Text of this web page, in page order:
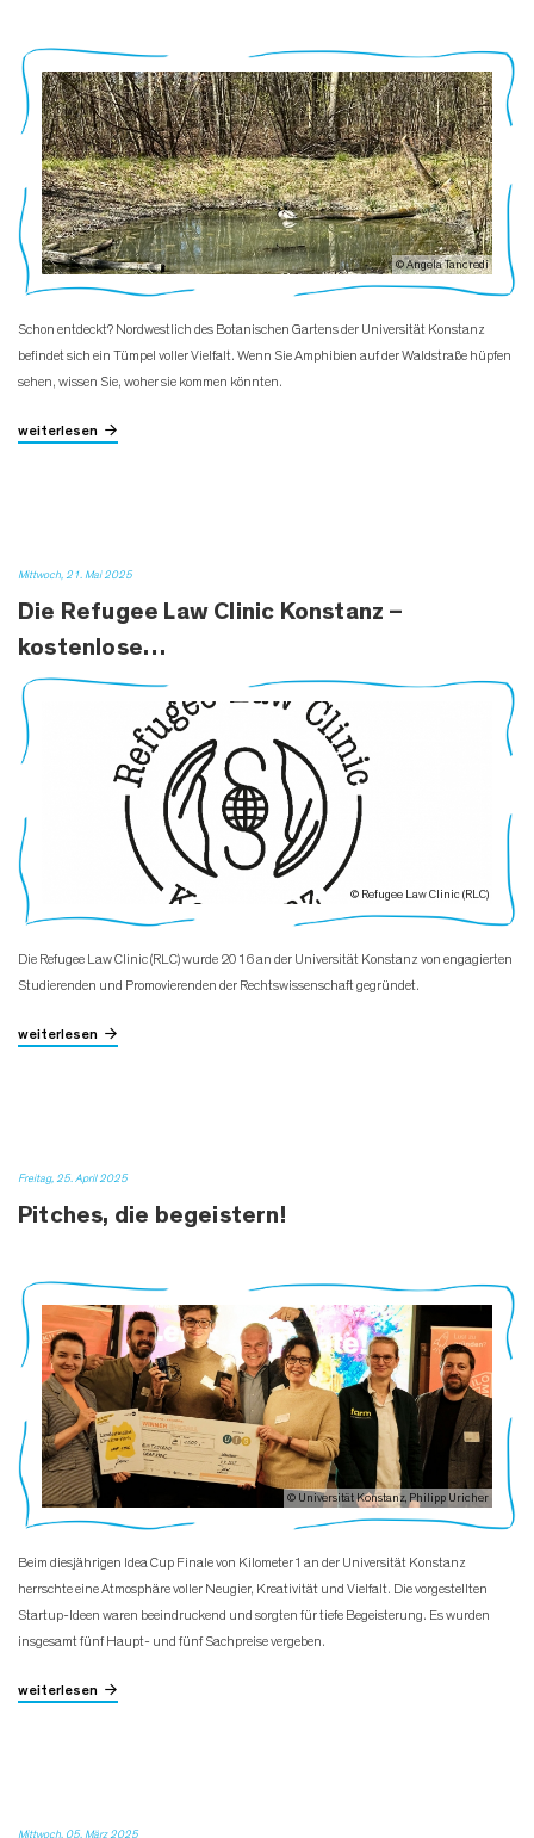
© Angela Tancredi
Schon entdeckt? Nordwestlich des Botanischen Gartens der Universität Konstanz
befindet sich ein Tümpel voller Vielfalt. Wenn Sie Amphibien auf der Waldstraße hüpfen
sehen, wissen Sie, woher sie kommen könnten.
weiterlesen
Mittwoch, 21. Mai 2025
Die Refugee Law Clinic Konstanz –
kostenlose…
© Refugee Law Clinic (RLC)
Die Refugee Law Clinic (RLC) wurde 2016 an der Universität Konstanz von engagierten
Studierenden und Promovierenden der Rechtswissenschaft gegründet.
weiterlesen
Freitag, 25. April 2025
Pitches, die begeistern!
© Universität Konstanz, Philipp Uricher
Beim diesjährigen Idea Cup Finale von Kilometer1 an der Universität Konstanz
herrschte eine Atmosphäre voller Neugier, Kreativität und Vielfalt. Die vorgestellten
Startup-Ideen waren beeindruckend und sorgten für tiefe Begeisterung. Es wurden
insgesamt fünf Haupt- und fünf Sachpreise vergeben.
weiterlesen
Mittwoch, 05. März 2025